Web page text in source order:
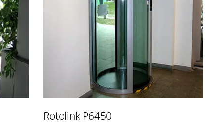
Rotolink P6450